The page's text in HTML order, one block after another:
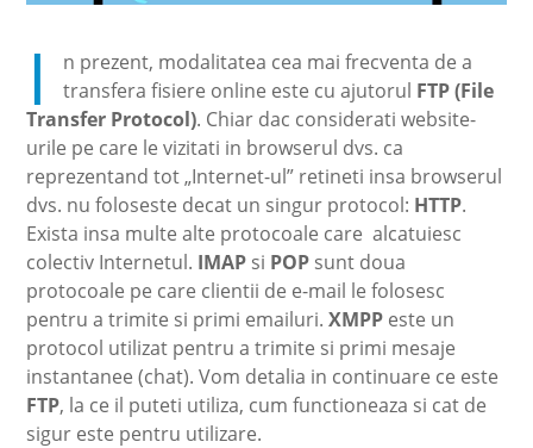
I
n prezent, modalitatea cea mai frecventa de a
transfera fisiere online este cu ajutorul FTP (File
Transfer Protocol). Chiar dac considerati website-
urile pe care le vizitati in browserul dvs. ca
reprezentand tot „Internet-ul” retineti insa browserul
dvs. nu foloseste decat un singur protocol: HTTP.
Exista insa multe alte protocoale care alcatuiesc
colectiv Internetul. IMAP si POP sunt doua
protocoale pe care clientii de e-mail le folosesc
pentru a trimite si primi emailuri.XMPP este un
protocol utilizat pentru a trimite si primi mesaje
instantanee (chat). Vom detalia in continuare ce este
FTP, la ce il puteti utiliza, cum functioneaza si cat de
sigur este pentru utilizare.